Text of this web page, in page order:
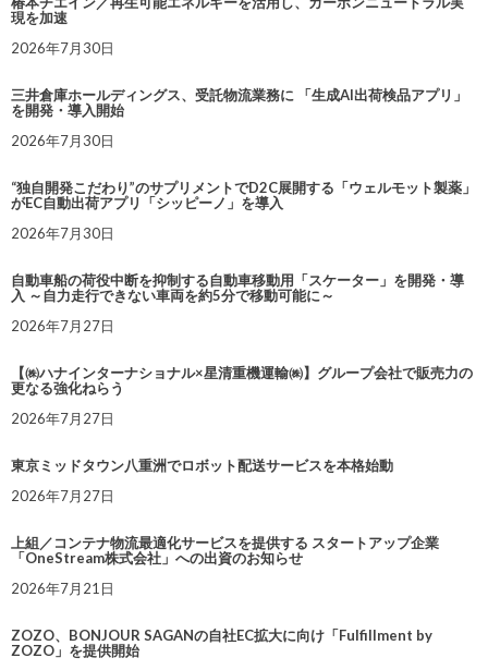
現を加速
2026年7月30日
三井倉庫ホールディングス、受託物流業務に 「生成AI出荷検品アプリ」
を開発・導入開始
2026年7月30日
“独自開発こだわり”のサプリメントでD2C展開する「ウェルモット製薬」
がEC自動出荷アプリ「シッピーノ」を導入
2026年7月30日
自動車船の荷役中断を抑制する自動車移動用「スケーター」を開発・導
入 ～自力走行できない車両を約5分で移動可能に～
2026年7月27日
【㈱ハナインターナショナル×星清重機運輸㈱】グループ会社で販売力の
更なる強化ねらう
2026年7月27日
東京ミッドタウン八重洲でロボット配送サービスを本格始動
2026年7月27日
上組／コンテナ物流最適化サービスを提供する スタートアップ企業
「OneStream株式会社」への出資のお知らせ
2026年7月21日
ZOZO、BONJOUR SAGANの自社EC拡大に向け「Fulfillment by
ZOZO」を提供開始